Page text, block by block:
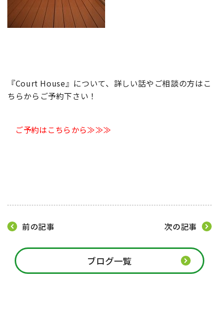
『Court House』について、詳しい話やご相談の方はこ
ちらからご予約下さい！
ご予約はこちらから≫≫≫
前の記事 次の記事
ブログ一覧